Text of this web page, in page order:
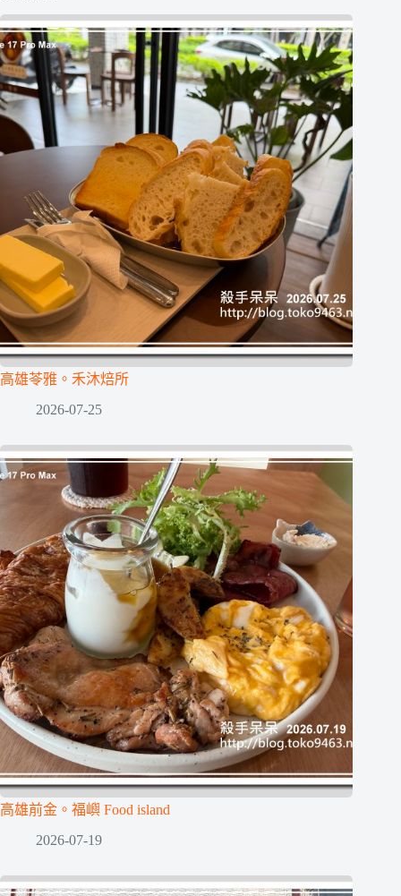
高雄苓雅。禾沐焙所
2026-07-25
高雄前金。福嶼 Food island
2026-07-19